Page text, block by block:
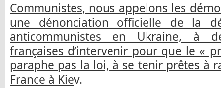
Communistes, nous appelons les
une dénonciation officielle de la
anticommunistes en Ukraine, à
françaises d’intervenir pour que le «
paraphe pas la loi, à se tenir prêtes à
France à Kiev.